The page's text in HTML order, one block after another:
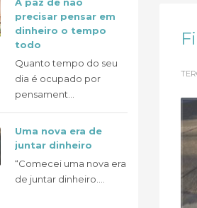
precisar pensar em
dinheiro o tempo
todo
Quanto tempo do seu
dia é ocupado por
pensament...
Uma nova era de
juntar dinheiro
“Comecei uma nova era
de juntar dinheiro....